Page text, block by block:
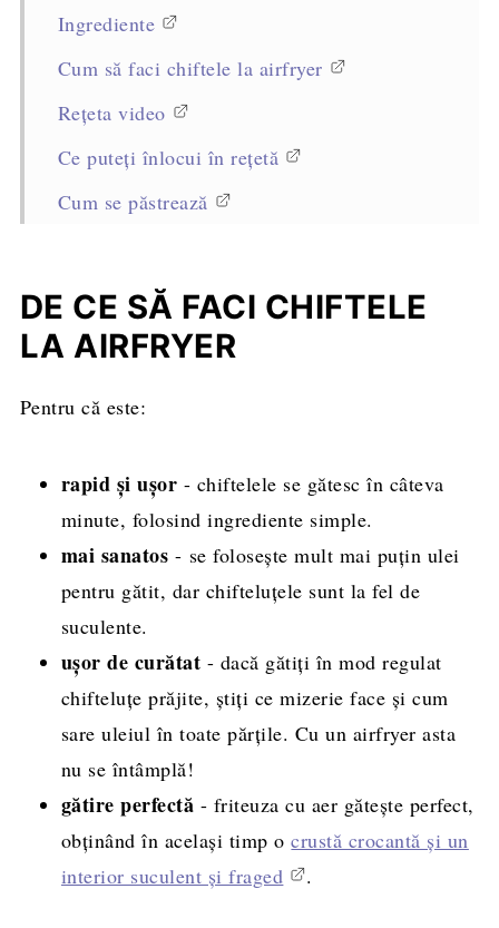
Ingrediente
Cum să faci chiftele la airfryer
Rețeta video
Ce puteți înlocui în rețetă
Cum se păstrează
Întrebări frecvente
Rețete asemănătoare
airfryer
preparare
DE CE SĂ FACI CHIFTELE
LA AIRFRYER
Pentru că este:
rapid și ușor - chiftelele se gătesc în câteva
minute, folosind ingrediente simple.
mai sanatos - se folosește mult mai puțin ulei
pentru gătit, dar chifteluțele sunt la fel de
suculente.
ușor de curătat - dacă gătiți în mod regulat
chifteluțe prăjite, știți ce mizerie face și cum
sare uleiul în toate părțile. Cu un airfryer asta
nu se întâmplă!
gătire perfectă - friteuza cu aer gătește perfect,
obținând în același timp ocrustă crocantă și un
interior suculent și fraged
.